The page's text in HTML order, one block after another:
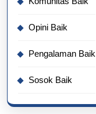
Opini Baik
Pengalaman Baik
Sosok Baik